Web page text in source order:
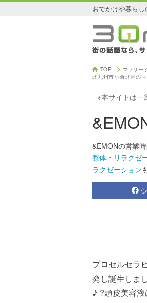
おでかけや暮ら
TOP マッサー
北九州市小倉北区の
※本サイトは一
&EMONの営業
整体・リラクゼ
ラクゼーション
プロセルセラ
発し誕生しま
♪ ?頭皮美容